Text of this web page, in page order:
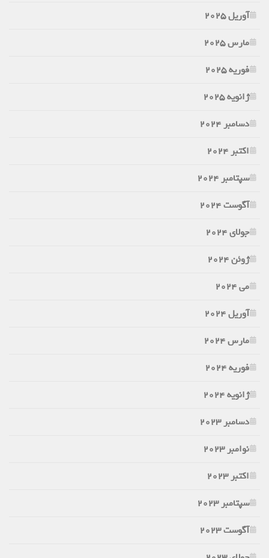
آوریل 2025
مارس 2025
فوریه 2025
ژانویه 2025
دسامبر 2024
اکتبر 2024
سپتامبر 2024
آگوست 2024
جولای 2024
ژوئن 2024
می 2024
آوریل 2024
مارس 2024
فوریه 2024
ژانویه 2024
دسامبر 2023
نوامبر 2023
اکتبر 2023
سپتامبر 2023
آگوست 2023